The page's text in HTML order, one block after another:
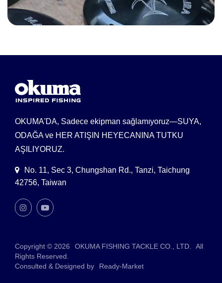
OKUMA'DA, Sadece ekipman sağlamıyoruz—SUYA,
ODAĞA ve HER ATIŞIN HEYECANINA TUTKU
AŞILIYORUZ.
No. 11, Sec 3, Chungshan Rd., Tanzi, Taichung
42756, Taiwan
Copyright © 2026 OKUMA FISHING TACKLE CO., LTD.
All
Rights Reserved.
Consulted & Designed by
Ready-Market